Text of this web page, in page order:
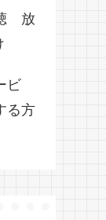
放
ビ
る方